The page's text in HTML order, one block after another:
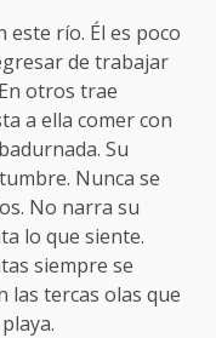
este río. Él es poco
de trabajar
otros trae
a ella comer con
Su
Nunca se
No narra su
lo que siente.
siempre se
las tercas olas que